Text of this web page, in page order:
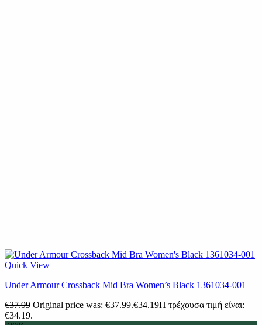
Quick View
Under Armour Crossback Mid Bra Women’s Black 1361034-001
€37.99 Original price was: €37.99.€34.19Η τρέχουσα τιμή είναι:
€34.19.